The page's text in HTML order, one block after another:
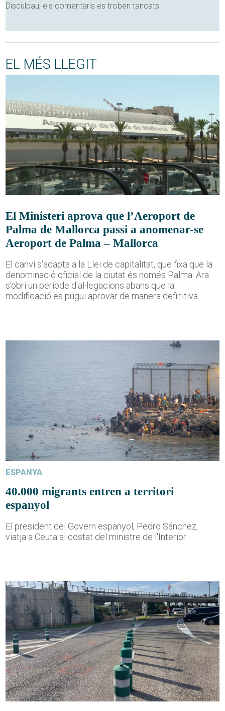
Disculpau, els comentaris es troben tancats
EL MÉS LLEGIT
El Ministeri aprova que l’Aeroport de
Palma de Mallorca passi a anomenar-se
Aeroport de Palma – Mallorca
El canvi s'adapta a la Llei de capitalitat, que fixa que la
denominació oficial de la ciutat és només Palma. Ara
s'obri un període d'al·legacions abans que la
modificació es pugui aprovar de manera definitiva.
ESPANYA
40.000 migrants entren a territori
espanyol
El president del Govern espanyol, Pedro Sánchez,
viatja a Ceuta al costat del ministre de l'Interior